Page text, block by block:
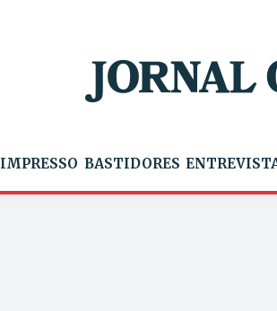
IMPRESSO BASTIDORES